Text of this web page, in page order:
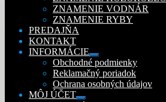
ZNAMENIE VODNÁR
ZNAMENIE RYBY
PREDAJŇA
KONTAKT
INFORMÁCIE
Rozbaliť
podradené
menu
Obchodné podmienky
Reklamačný poriadok
Ochrana osobných údajov
MÔJ ÚČET